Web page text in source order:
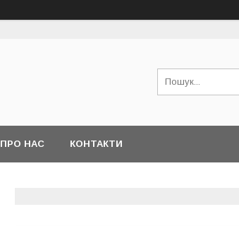
ПРО НАС КОНТАКТИ